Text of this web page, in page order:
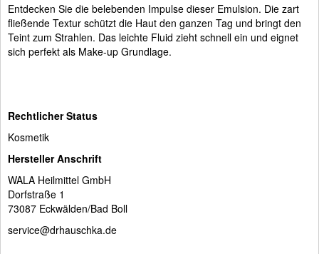
Entdecken Sie die belebenden Impulse dieser Emulsion. Die zart
fließende Textur schützt die Haut den ganzen Tag und bringt den
Teint zum Strahlen. Das leichte Fluid zieht schnell ein und eignet
sich perfekt als Make-up Grundlage.
Rechtlicher Status
Kosmetik
Hersteller Anschrift
WALA Heilmittel GmbH
Dorfstraße 1
73087 Eckwälden/Bad Boll
service@drhauschka.de